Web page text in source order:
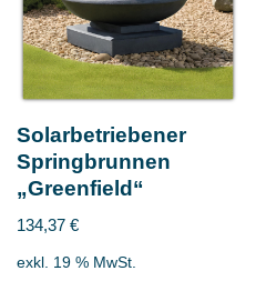
Solarbetriebener
Springbrunnen
„Greenfield“
134,37 €
exkl. 19 % MwSt.